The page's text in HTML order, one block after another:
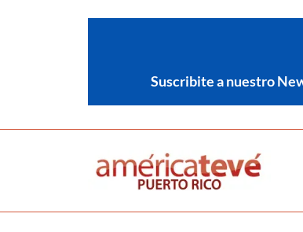
Suscribite a nuestro